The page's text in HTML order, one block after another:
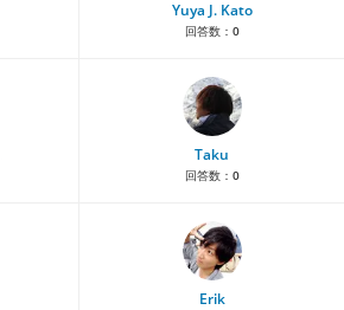
Yuya J. Kato
回答数： 0
Taku
回答数： 0
Erik